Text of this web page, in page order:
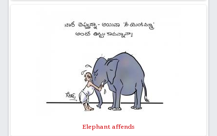
Elephant affends